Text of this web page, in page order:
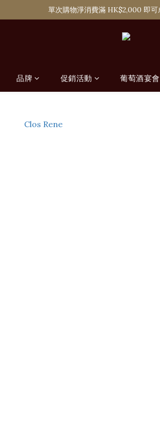
購滿 HK$1,800 即可享香港本地免費送貨服務
單次購物淨消費滿 HK$2,000 即
品牌 促銷活動 葡萄酒宴會